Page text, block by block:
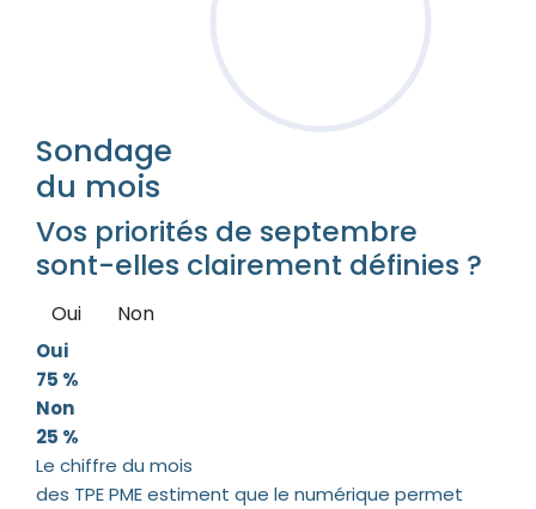
Sondage
du mois
Vos priorités de septembre
sont-elles clairement définies ?
Oui Non
Oui
75 %
Non
25 %
Le chiffre du mois
des TPE PME estiment que le numérique permet